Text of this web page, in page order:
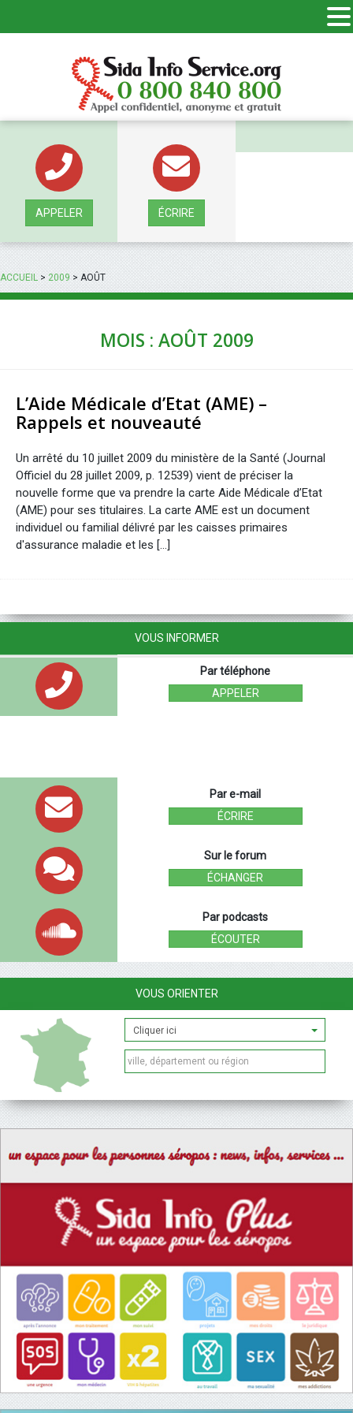
APPELER ÉCRIRE
ACCUEIL>2009> AOÛT
MOIS : AOÛT 2009
L’Aide Médicale d’Etat (AME) –
Rappels et nouveauté
Un arrêté du 10 juillet 2009 du ministère de la Santé (Journal
Officiel du 28 juillet 2009, p. 12539) vient de préciser la
nouvelle forme que va prendre la carte Aide Médicale d’Etat
(AME) pour ses titulaires. La carte AME est un document
individuel ou familial délivré par les caisses primaires
d'assurance maladie et les […]
VOUS INFORMER
Par téléphone
APPELER
Par e-mail
ÉCRIRE
Sur le forum
ÉCHANGER
Par podcasts
ÉCOUTER
VOUS ORIENTER